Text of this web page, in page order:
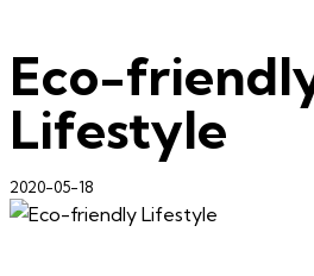
Eco-
Lifestyle
2020-05-18